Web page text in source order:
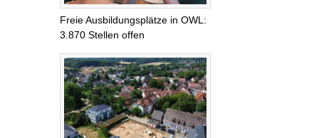
Freie Ausbildungsplätze in OWL:
3.870 Stellen offen